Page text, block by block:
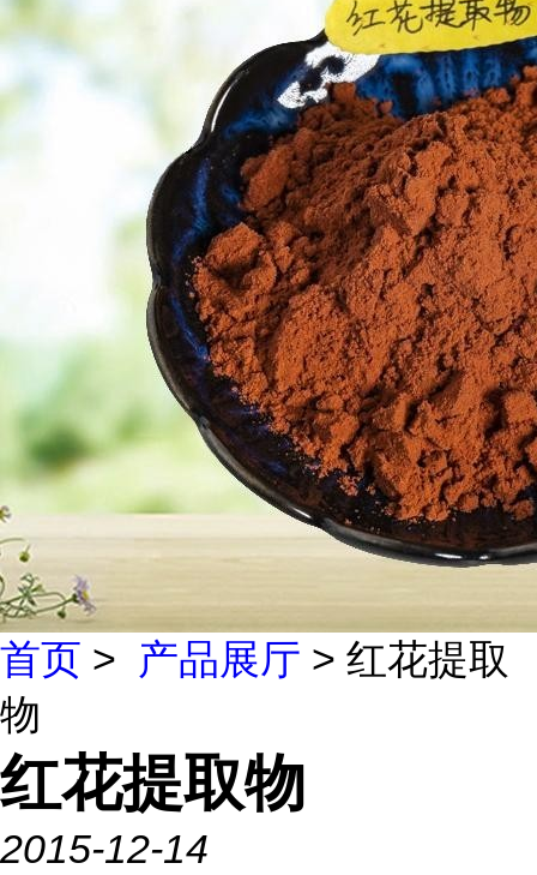
首页 > 产品展厅 > 红花提取
物
红花提取物
2015-12-14